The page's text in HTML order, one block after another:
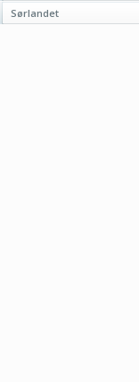
Sørlandet